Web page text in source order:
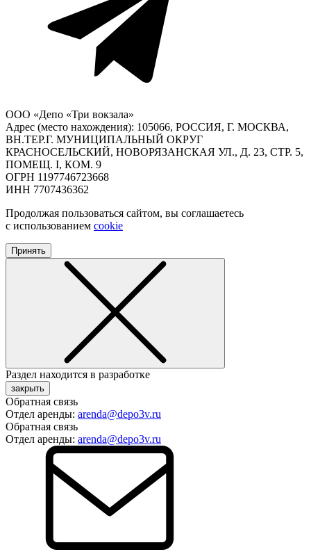
ООО «Депо «Три вокзала»
Адрес (место нахождения): 105066, РОССИЯ, Г. МОСКВА,
ВН.ТЕР.Г. МУНИЦИПАЛЬНЫЙ ОКРУГ
КРАСНОСЕЛЬСКИЙ, НОВОРЯЗАНСКАЯ УЛ., Д. 23, СТР. 5,
ПОМЕЩ. I, КОМ. 9
ОГРН 1197746723668
ИНН 7707436362
Продолжая пользоваться сайтом, вы соглашаетесь
с использованием cookie
Принять
Раздел находится в разработке
закрыть
Обратная связь
Отдел аренды: arenda@depo3v.ru
Обратная связь
Отдел аренды: arenda@depo3v.ru